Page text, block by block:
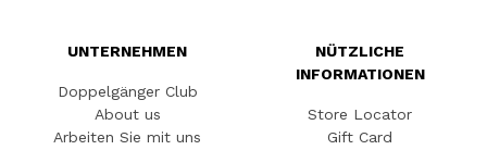
UNTERNEHMEN
Doppelgänger Club
About us
Arbeiten Sie mit uns
NÜTZLICHE
INFORMATIONEN
Store Locator
Gift Card